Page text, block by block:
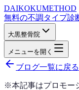
DAIKOKUMETHOD
無料の不調タイプ診
大黒整骨院
メニューを開く
ブログ一覧に戻る
※本記事はプロモー